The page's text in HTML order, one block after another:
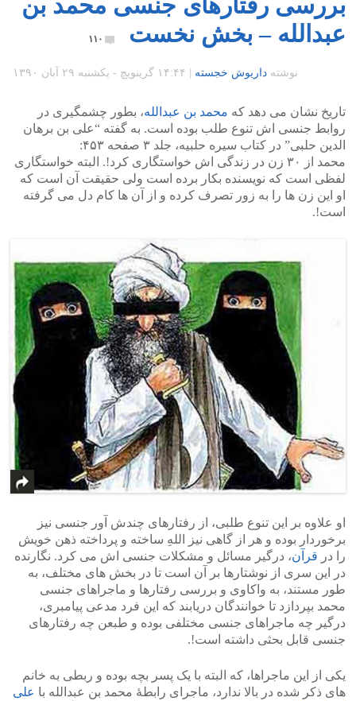
عبدالله – بخش نخست
۱۱۰
نوشته داریوش خجسته ۱۴:۴۴ گرينويچ - یکشنبه ۲۹ آبان ۱۳۹۰
تاریخ نشان می دهد که محمد بن عبدالله، بطور چشمگیری در
روابط جنسی اش تنوع طلب بوده است. به گفته “علی بن برهان
الدین حلبی” در کتاب سیره حلبیه، جلد ۳ صفحه ۴۵۳:
محمد از ۳۰ زن در زندگی اش خواستگاری کرد!. البته خواستگاری
لفظی است که نویسنده بکار برده است ولی حقیقت آن است که
او این زن ها را به زور تصرف کرده و از آن ها کام دل می گرفته
است!.
او علاوه بر این تنوع طلبی، از رفتارهای چندش آور جنسی نیز
برخوردار بوده و هر از گاهی نیز اللهِ ساخته و پرداخته ذهن خویش
را در قرآن، درگیر مسائل و مشکلات جنسی اش می کرد. نگارنده
در این سری از نوشتارها بر آن است تا در بخش های مختلف، به
طور مستند، به واکاوی و بررسی رفتارها و ماجراهای جنسی
محمد بپردازد تا خوانندگان دریابند که این فرد مدعی پیامبری،
درگیر چه ماجراهای جنسی مختلفی بوده و طبعن چه رفتارهای
جنسی قابل بحثی داشته است!.
یکی از این ماجراها، که البته با یک پسر بچه بوده و ربطی به خانم
های ذکر شده در بالا ندارد، ماجرای رابطۀ محمد بن عبدالله با علی